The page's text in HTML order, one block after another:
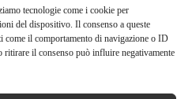
tecnologie come i cookie per
del dispositivo. Il consenso a queste
come il comportamento di navigazione o ID
il consenso può influire negativamente
DIGITALE
CON
...